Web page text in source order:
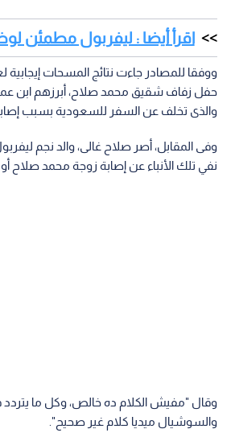
اقرأ أيضا : ليفربول مطمئن
ووفقا للمصادر جاءت نتائج المسحات
حفل زفاف شقيق محمد صلاح، أبرزهم ابن
والذى تخلف عن السفر للسعودية بسبب
وفى المقابل، أصر صلاح غالى، والد نجم
نفي تلك الأنباء عن إصابة زوجة محمد صلاح أو
وقال "مفيش الكلام ده خالص، وكل ما يتردد
والسوشيال ميديا كلام غير صحيح".